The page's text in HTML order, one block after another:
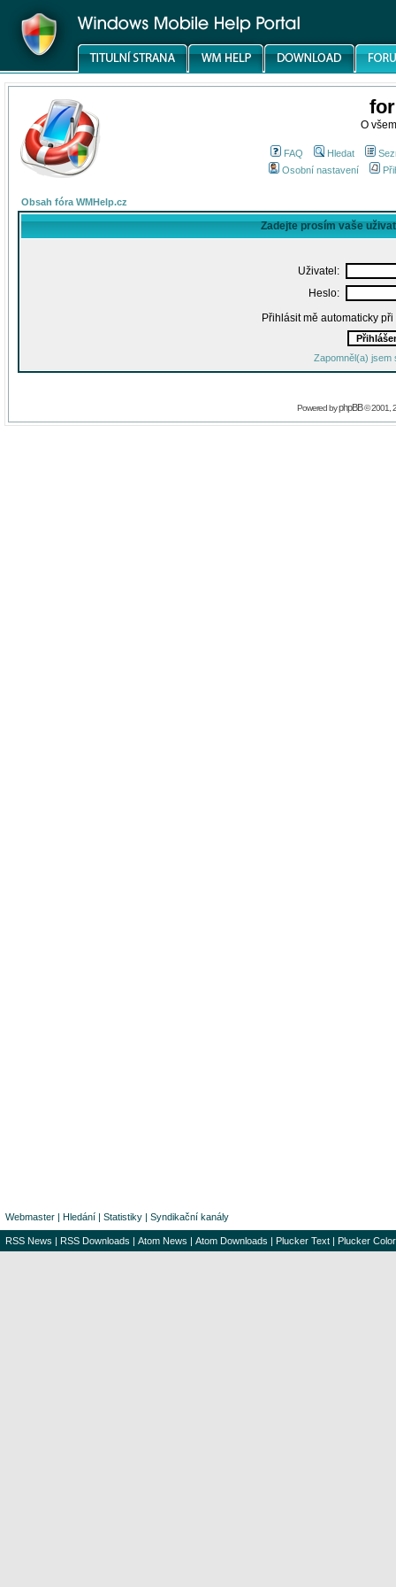
O
FAQ Hledat
Osobní nastavení
Obsah fóra WMHelp.cz
Zadejte prosím vaše
Uživatel:
Heslo:
Přihlásit mě automaticky
Zapomněl(a) jsem
Powered byphpBB© 2001,
Webmaster | Hledání | Statistiky | Syndikační kanály
RSS News | RSS Downloads | Atom News | Atom Downloads | Plucker Text | Plucker Color